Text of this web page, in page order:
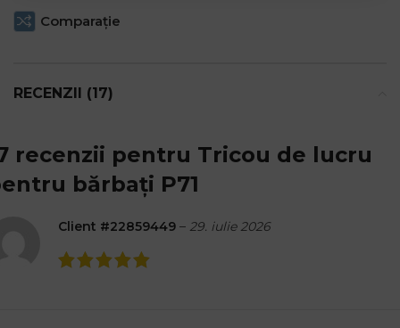
Comparaţie
RECENZII (17)
recenzii pentru Tricou de lucru
bărbați P71
Client #22859449 – 29. iulie 2026